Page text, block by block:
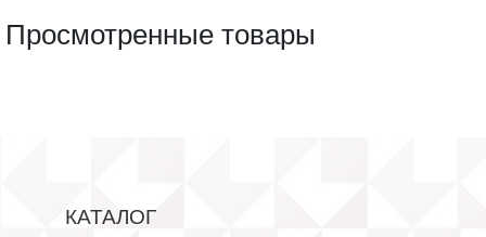
Просмотренные товары
КАТАЛОГ